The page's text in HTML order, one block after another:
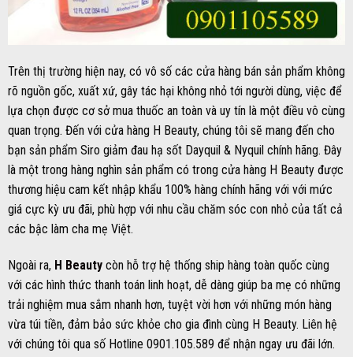
Trên thị trường hiện nay, có vô số các cửa hàng bán sản phẩm không
rõ nguồn gốc, xuất xứ, gây tác hại không nhỏ tới người dùng, việc để
lựa chọn được cơ sở mua thuốc an toàn và uy tín là một điều vô cùng
quan trọng. Đến với cửa hàng H Beauty, chúng tôi sẽ mang đến cho
bạn sản phẩm Siro giảm đau hạ sốt Dayquil & Nyquil chính hãng. Đây
là một trong hàng nghìn sản phẩm có trong cửa hàng H Beauty được
thương hiệu cam kết nhập khẩu 100% hàng chính hãng với với mức
giá cực kỳ ưu đãi, phù hợp với nhu cầu chăm sóc con nhỏ của tất cả
các bậc làm cha mẹ Việt.
Ngoài ra, H Beauty còn hỗ trợ hệ thống ship hàng toàn quốc cùng
với các hình thức thanh toán linh hoạt, dễ dàng giúp ba mẹ có những
trải nghiệm mua sắm nhanh hơn, tuyệt vời hơn với những món hàng
vừa túi tiền, đảm bảo sức khỏe cho gia đình cùng H Beauty. Liên hệ
với chúng tôi qua số Hotline 0901.105.589 để nhận ngay ưu đãi lớn.